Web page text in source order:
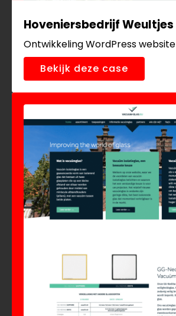
Hoveniersbedrijf Weultjes
Ontwikkeling WordPress website
Bekijk deze case